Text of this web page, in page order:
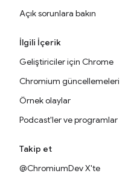
Açık sorunlara bakın
İlgili İçerik
Geliştiriciler için Chrome
Chromium güncellemeleri
Örnek olaylar
Podcast'ler ve programlar
Takip et
@ChromiumDev X'te